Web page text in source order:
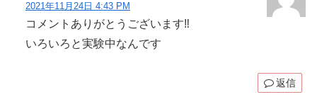
2021年11月24日 4:43 PM
コメントありがとうございます‼️
いろいろと実験中なんです
返信